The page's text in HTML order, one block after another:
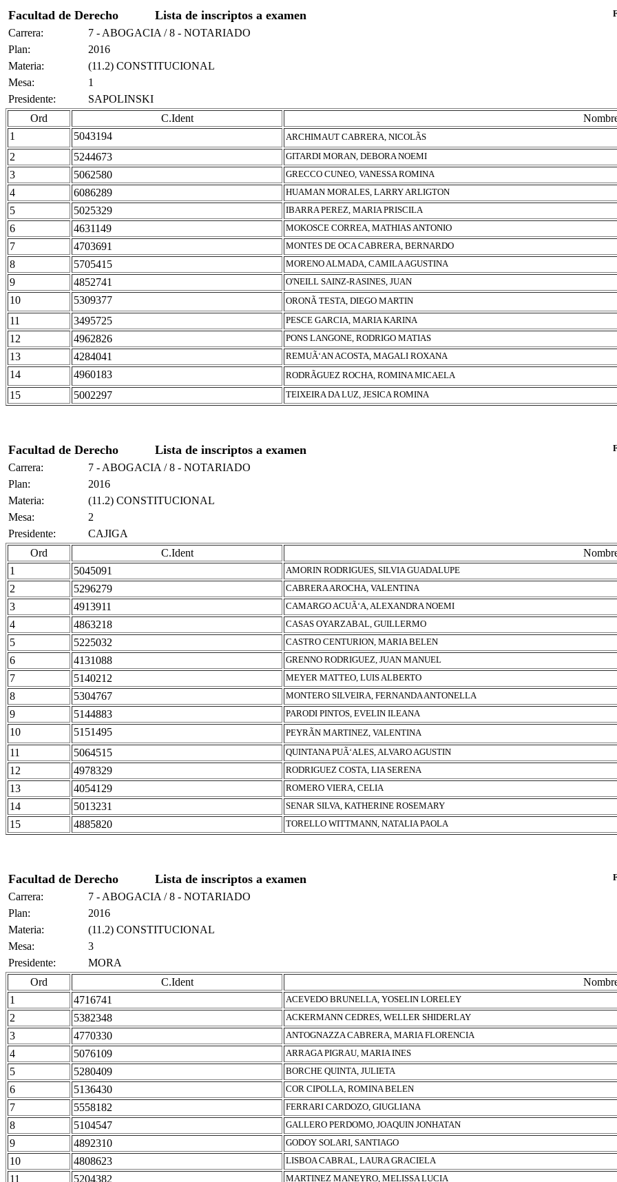
Facultad de Derecho Lista de inscriptos a examen
Carrera:
7 - ABOGACIA / 8 - NOTARIADO
Plan:
2016
Materia:
(11.2) CONSTITUCIONAL
Mesa:
1
Presidente:
SAPOLINSKI
Ord
C.Ident
1
5043194 ARCHIMAUT CABRERA, NICOLÃS
2 5244673 GITARDI MORAN, DEBORA NOEMI
3 5062580 GRECCO CUNEO, VANESSA ROMINA
4 6086289 HUAMAN MORALES, LARRY ARLIGTON
5 5025329 IBARRA PEREZ, MARIA PRISCILA
6 4631149 MOKOSCE CORREA, MATHIAS ANTONIO
7 4703691 MONTES DE OCA CABRERA, BERNARDO
8 5705415 MORENO ALMADA, CAMILA AGUSTINA
9 4852741 O'NEILL SAINZ-RASINES, JUAN
10 5309377 ORONÃ TESTA, DIEGO MARTIN
11 3495725 PESCE GARCIA, MARIA KARINA
12 4962826 PONS LANGONE, RODRIGO MATIAS
13 4284041 REMUÃ‘AN ACOSTA, MAGALI ROXANA
14 4960183 RODRÃGUEZ ROCHA, ROMINA MICAELA
15 5002297 TEIXEIRA DA LUZ, JESICA ROMINA
Facultad de Derecho Lista de inscriptos a examen
Carrera:
7 - ABOGACIA / 8 - NOTARIADO
Plan:
2016
Materia:
(11.2) CONSTITUCIONAL
Mesa:
2
Presidente:
CAJIGA
Ord
C.Ident
1
5045091 AMORIN RODRIGUES, SILVIA GUADALUPE
2 5296279 CABRERA AROCHA, VALENTINA
3 4913911 CAMARGO ACUÃ‘A, ALEXANDRA NOEMI
4 4863218 CASAS OYARZABAL, GUILLERMO
5 5225032 CASTRO CENTURION, MARIA BELEN
6 4131088 GRENNO RODRIGUEZ, JUAN MANUEL
7 5140212 MEYER MATTEO, LUIS ALBERTO
8 5304767 MONTERO SILVEIRA, FERNANDA ANTONELLA
9 5144883 PARODI PINTOS, EVELIN ILEANA
10 5151495 PEYRÃN MARTINEZ, VALENTINA
11 5064515 QUINTANA PUÃ‘ALES, ALVARO AGUSTIN
12 4978329 RODRIGUEZ COSTA, LIA SERENA
13 4054129 ROMERO VIERA, CELIA
14 5013231 SENAR SILVA, KATHERINE ROSEMARY
15 4885820 TORELLO WITTMANN, NATALIA PAOLA
Facultad de Derecho Lista de inscriptos a examen
Carrera:
7 - ABOGACIA / 8 - NOTARIADO
Plan:
2016
Materia:
(11.2) CONSTITUCIONAL
Mesa:
3
Presidente:
MORA
Ord
C.Ident
1
4716741 ACEVEDO BRUNELLA, YOSELIN LORELEY
2 5382348 ACKERMANN CEDRES, WELLER SHIDERLAY
3 4770330 ANTOGNAZZA CABRERA, MARIA FLORENCIA
4 5076109 ARRAGA PIGRAU, MARIA INES
5 5280409 BORCHE QUINTA, JULIETA
6 5136430 COR CIPOLLA, ROMINA BELEN
7 5558182 FERRARI CARDOZO, GIUGLIANA
8 5104547 GALLERO PERDOMO, JOAQUIN JONHATAN
9 4892310 GODOY SOLARI, SANTIAGO
10 4808623 LISBOA CABRAL, LAURA GRACIELA
11 5204382 MARTINEZ MANEYRO, MELISSA LUCIA